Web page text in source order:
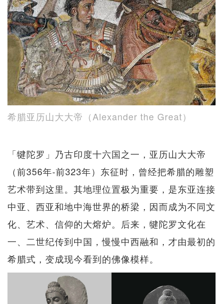
希腊亚历山大大帝（Alexander the Great）
「犍陀罗」乃古印度十六国之一，亚历山大大帝
（前356年-前323年）东征时，曾经把希腊的雕塑
艺术带到这里。其地理位置极为重要，是东亚连接
中亚、西亚和地中海世界的桥梁，因而成为不同文
化、艺术、信仰的大熔炉。后来，犍陀罗文化在
一、二世纪传到中国，慢慢中西融和，才由最初的
希腊式，变成现今看到的佛像模样。